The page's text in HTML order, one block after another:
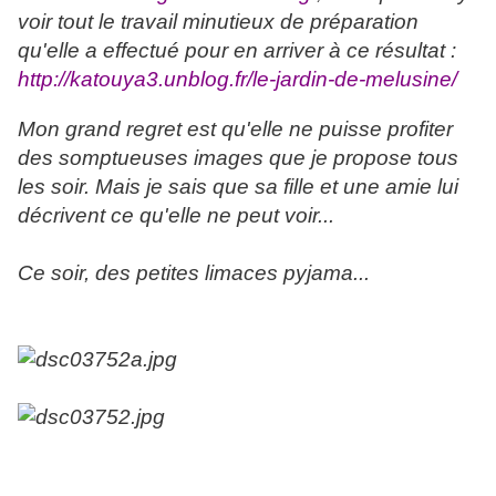
voir tout le travail minutieux de préparation
qu'elle a effectué pour en arriver à ce résultat :
http://katouya3.unblog.fr/le-jardin-de-melusine/
Mon grand regret est qu'elle ne puisse profiter
des somptueuses images que je propose tous
les soir. Mais je sais que sa fille et une amie lui
décrivent ce qu'elle ne peut voir...
Ce soir, des petites limaces pyjama...